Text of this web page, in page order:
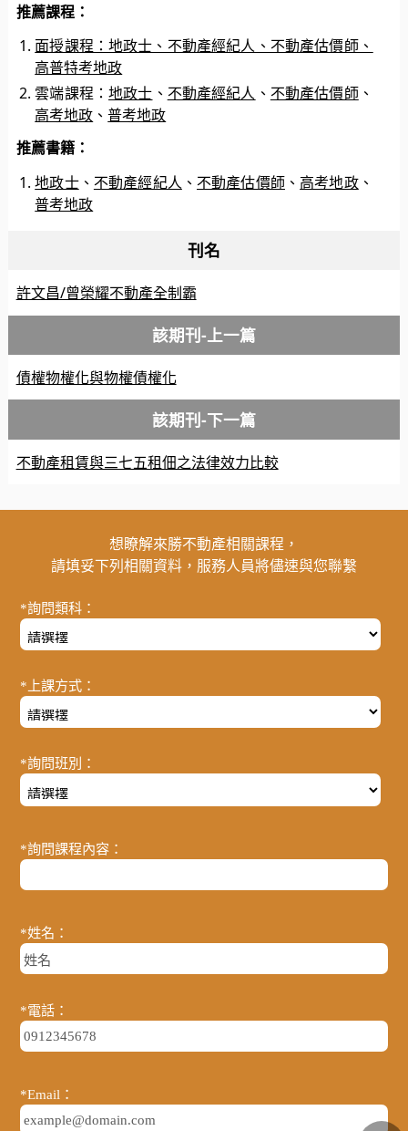
推薦課程：
面授課程：地政士、不動產經紀人、不動產估價師、
高普特考地政
雲端課程：地政士 、 不動產經紀人 、 不動產估價師、
高考地政 、普考地政
推薦書籍：
地政士、 不動產經紀人 、 不動產估價師、 高考地政、
普考地政
刊名
許文昌/曾榮耀不動產全制霸
該期刊-上一篇
債權物權化與物權債權化
該期刊-下一篇
不動產租賃與三七五租佃之法律效力比較
想瞭解來勝不動產相關課程，
請填妥下列相關資料，服務人員將儘速與您聯繫
*詢問類科：
*上課方式：
*詢問班別：
*詢問課程內容：
*姓名：
*電話：
*Email：